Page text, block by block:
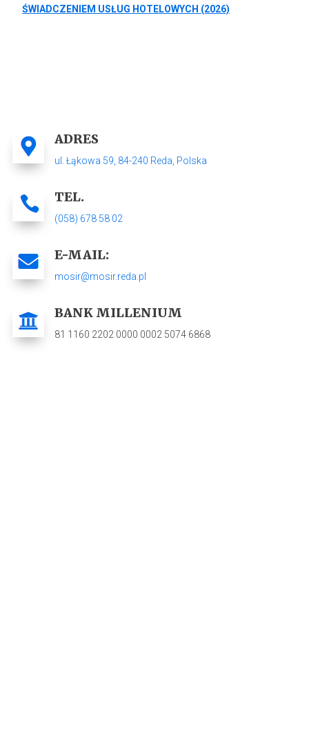
ŚWIADCZENIEM USŁUG HOTELOWYCH (2026)
ADRES
ul. Łąkowa 59, 84-240 Reda, Polska
TEL.
(058) 678 58 02
E-MAIL:
mosir@mosir.reda.pl
BANK MILLENIUM
81 1160 2202 0000 0002 5074 6868